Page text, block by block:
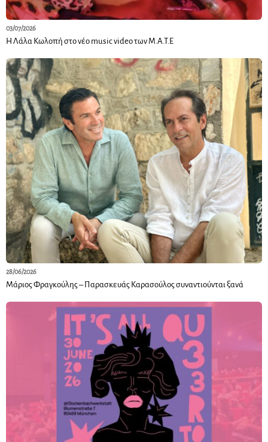
03/07/2026
Η Λάλα Κωλοπή στο νέο music video των M.A.T.E
28/06/2026
Μάριος Φραγκούλης – Παρασκευάς Καρασούλος συναντιούνται ξανά